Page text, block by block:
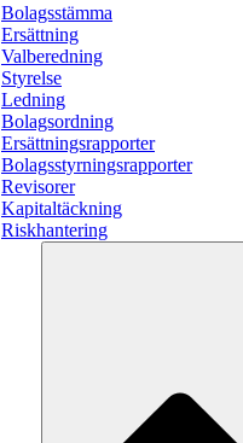
Bolagsstämma
Ersättning
Valberedning
Styrelse
Ledning
Bolagsordning
Ersättningsrapporter
Bolagsstyrningsrapporter
Revisorer
Kapitaltäckning
Riskhantering